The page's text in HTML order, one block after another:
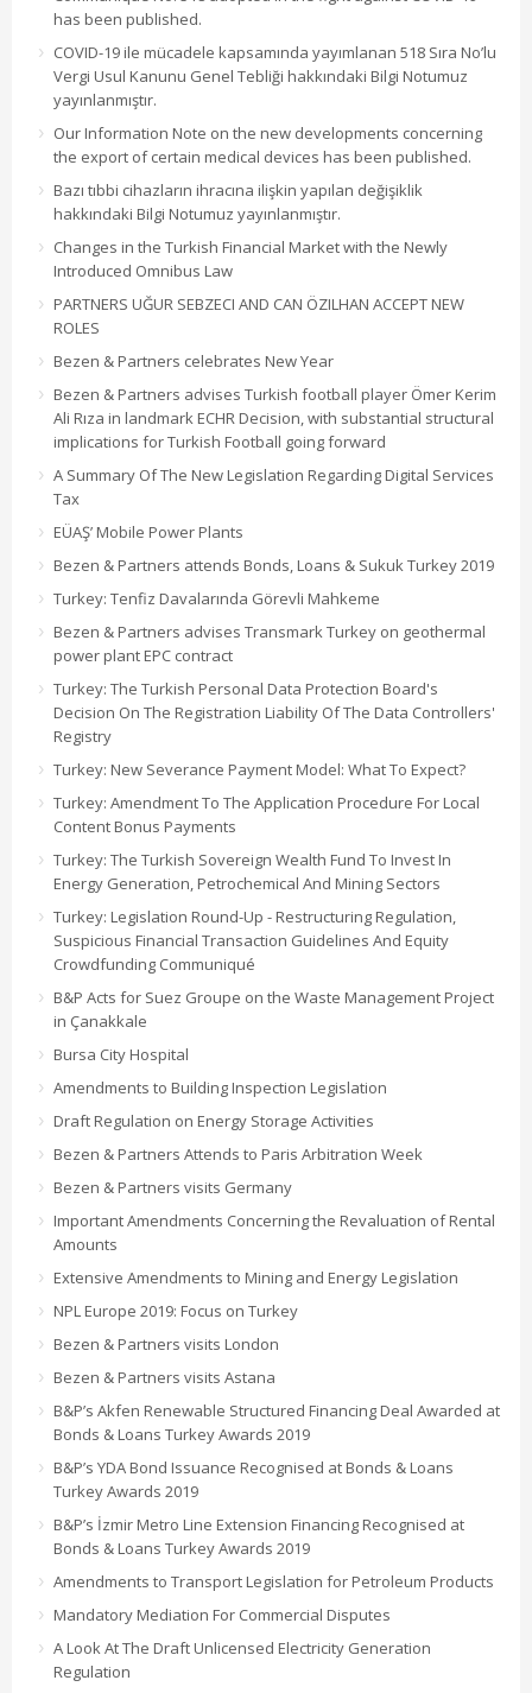
has been published.
COVID-19 ile mücadele kapsamında yayımlanan 518 Sıra No’lu
Vergi Usul Kanunu Genel Tebliği hakkındaki Bilgi Notumuz
yayınlanmıştır.
Our Information Note on the new developments concerning
the export of certain medical devices has been published.
Bazı tıbbi cihazların ihracına ilişkin yapılan değişiklik
hakkındaki Bilgi Notumuz yayınlanmıştır.
Changes in the Turkish Financial Market with the Newly
Introduced Omnibus Law
PARTNERS UĞUR SEBZECI AND CAN ÖZILHAN ACCEPT NEW
ROLES
Bezen & Partners celebrates New Year
Bezen & Partners advises Turkish football player Ömer Kerim
Ali Rıza in landmark ECHR Decision, with substantial structural
implications for Turkish Football going forward
A Summary Of The New Legislation Regarding Digital Services
Tax
EÜAŞ’ Mobile Power Plants
Bezen & Partners attends Bonds, Loans & Sukuk Turkey 2019
Turkey: Tenfiz Davalarında Görevli Mahkeme
Bezen & Partners advises Transmark Turkey on geothermal
power plant EPC contract
Turkey: The Turkish Personal Data Protection Board's
Decision On The Registration Liability Of The Data Controllers'
Registry
Turkey: New Severance Payment Model: What To Expect?
Turkey: Amendment To The Application Procedure For Local
Content Bonus Payments
Turkey: The Turkish Sovereign Wealth Fund To Invest In
Energy Generation, Petrochemical And Mining Sectors
Turkey: Legislation Round-Up - Restructuring Regulation,
Suspicious Financial Transaction Guidelines And Equity
Crowdfunding Communiqué
B&P Acts for Suez Groupe on the Waste Management Project
in Çanakkale
Bursa City Hospital
Amendments to Building Inspection Legislation
Draft Regulation on Energy Storage Activities
Bezen & Partners Attends to Paris Arbitration Week
Bezen & Partners visits Germany
Important Amendments Concerning the Revaluation of Rental
Amounts
Extensive Amendments to Mining and Energy Legislation
NPL Europe 2019: Focus on Turkey
Bezen & Partners visits London
Bezen & Partners visits Astana
B&P’s Akfen Renewable Structured Financing Deal Awarded at
Bonds & Loans Turkey Awards 2019
B&P’s YDA Bond Issuance Recognised at Bonds & Loans
Turkey Awards 2019
B&P’s İzmir Metro Line Extension Financing Recognised at
Bonds & Loans Turkey Awards 2019
Amendments to Transport Legislation for Petroleum Products
Mandatory Mediation For Commercial Disputes
A Look At The Draft Unlicensed Electricity Generation
Regulation